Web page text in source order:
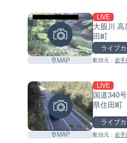
MAP
LIVE
大股川
田町
ライブ
配信元： 岩手
MAP
LIVE
国道340
県住田町
ライブ
配信元： 岩手